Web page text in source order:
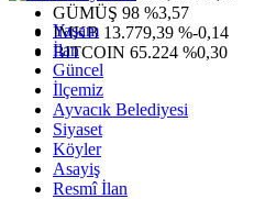
GÜMÜŞ 98 %3,57
IMKB 13.779,39 %-0,14
BITCOIN 65.224 %0,30
Yaşam
İlan
Güncel
İlçemiz
Ayvacık Belediyesi
Siyaset
Köyler
Asayiş
Resmî İlan